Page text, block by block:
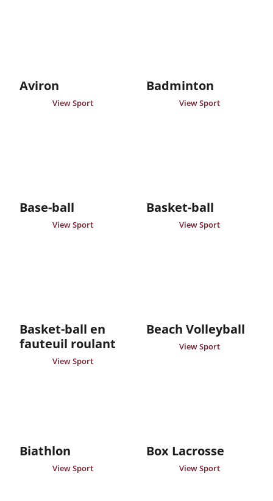
Aviron
View Sport
Badminton
View Sport
Base-ball
View Sport
Basket-ball
View Sport
Basket-ball en
fauteuil roulant
View Sport
Beach Volleyball
View Sport
Biathlon
View Sport
Box Lacrosse
View Sport